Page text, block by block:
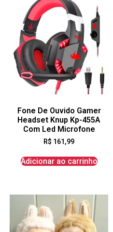
Fone De Ouvido Gamer
Headset Knup Kp-455A
Com Led Microfone
R$ 161,99
Adicionar ao carrinho